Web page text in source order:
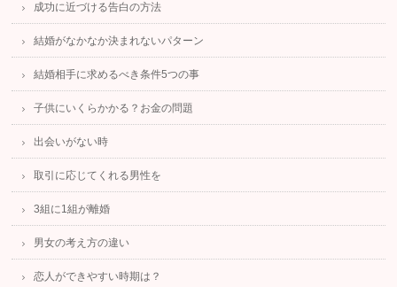
成功に近づける告白の方法
結婚がなかなか決まれないパターン
結婚相手に求めるべき条件5つの事
子供にいくらかかる？お金の問題
出会いがない時
取引に応じてくれる男性を
3組に1組が離婚
男女の考え方の違い
恋人ができやすい時期は？